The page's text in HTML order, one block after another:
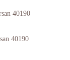
40190
40190